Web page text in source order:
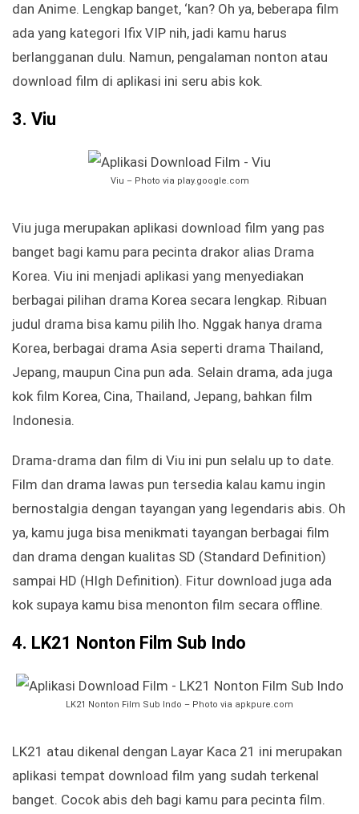
dan Anime. Lengkap banget, ‘kan? Oh ya, beberapa film
ada yang kategori Ifix VIP nih, jadi kamu harus
berlangganan dulu. Namun, pengalaman nonton atau
download film di aplikasi ini seru abis kok.
3. Viu
Viu – Photo via play.google.com
Viu juga merupakan aplikasi download film yang pas
banget bagi kamu para pecinta drakor alias Drama
Korea. Viu ini menjadi aplikasi yang menyediakan
berbagai pilihan drama Korea secara lengkap. Ribuan
judul drama bisa kamu pilih lho. Nggak hanya drama
Korea, berbagai drama Asia seperti drama Thailand,
Jepang, maupun Cina pun ada. Selain drama, ada juga
kok film Korea, Cina, Thailand, Jepang, bahkan film
Indonesia.
Drama-drama dan film di Viu ini pun selalu up to date.
Film dan drama lawas pun tersedia kalau kamu ingin
bernostalgia dengan tayangan yang legendaris abis. Oh
ya, kamu juga bisa menikmati tayangan berbagai film
dan drama dengan kualitas SD (Standard Definition)
sampai HD (HIgh Definition). Fitur download juga ada
kok supaya kamu bisa menonton film secara offline.
4. LK21 Nonton Film Sub Indo
LK21 Nonton Film Sub Indo – Photo via apkpure.com
LK21 atau dikenal dengan Layar Kaca 21 ini merupakan
aplikasi tempat download film yang sudah terkenal
banget. Cocok abis deh bagi kamu para pecinta film.